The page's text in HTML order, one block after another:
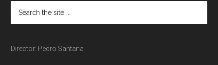
Director: Pedro Santana